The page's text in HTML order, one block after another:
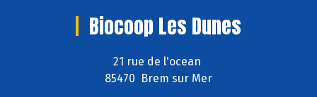
Biocoop Les Dunes
21 rue de l'ocean
85470 Brem sur Mer